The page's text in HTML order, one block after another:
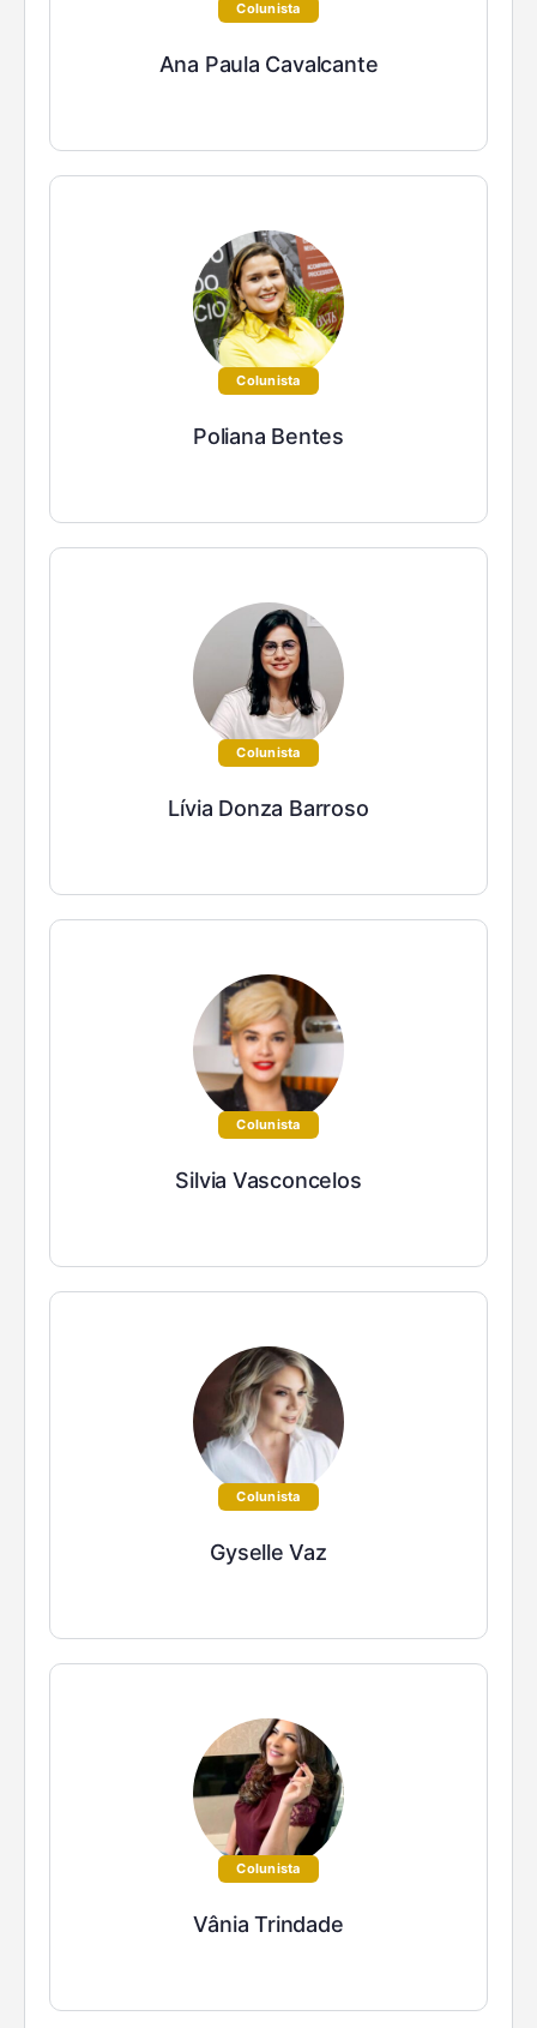
Colunista
Ana Paula Cavalcante
Colunista
Poliana Bentes
Colunista
Lívia Donza Barroso
Colunista
Silvia Vasconcelos
Colunista
Gyselle Vaz
Colunista
Vânia Trindade